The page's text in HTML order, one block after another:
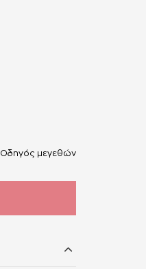
Οδηγός μεγεθών